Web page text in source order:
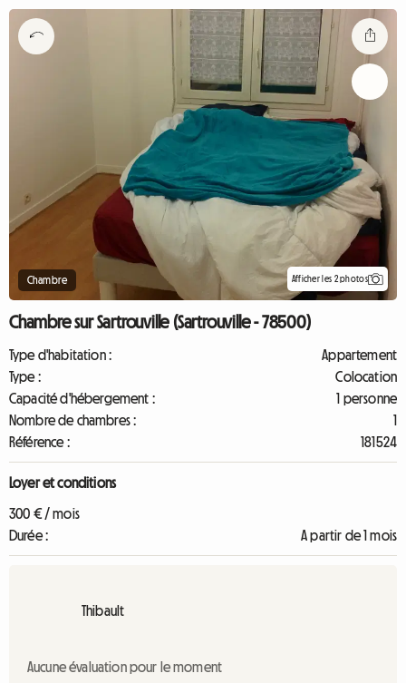
Chambre Afficher les 2 photos
Chambre sur Sartrouville (Sartrouville - 78500)
Type d'habitation :
Appartement
Type :
Colocation
Capacité d'hébergement :
1 personne
Nombre de chambres :
1
Référence :
181524
Loyer et conditions
300 € / mois
Durée :
A partir de 1 mois
Thibault
Aucune évaluation pour le moment